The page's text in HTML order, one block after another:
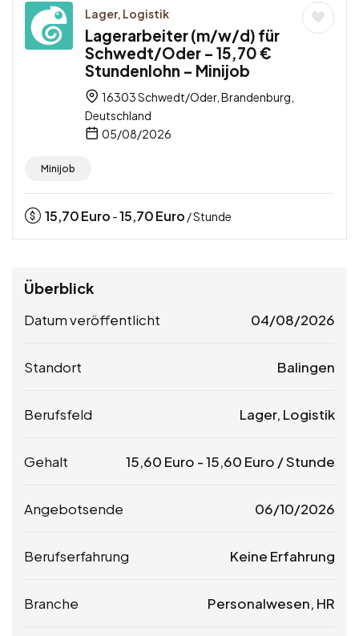
Lager, Logistik
Lagerarbeiter (m/w/d) für
Schwedt/Oder – 15,70 €
Stundenlohn – Minijob
16303 Schwedt/Oder, Brandenburg,
Deutschland
05/08/2026
Minijob
15,70Euro -15,70Euro / Stunde
Überblick
Datum veröffentlicht 04/08/2026
Standort Balingen
Berufsfeld Lager, Logistik
Gehalt 15,60 Euro -15,60 Euro / Stunde
Angebotsende 06/10/2026
Berufserfahrung Keine Erfahrung
Branche Personalwesen, HR